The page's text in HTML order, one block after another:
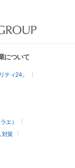
について
ティ24」
エ）
対策